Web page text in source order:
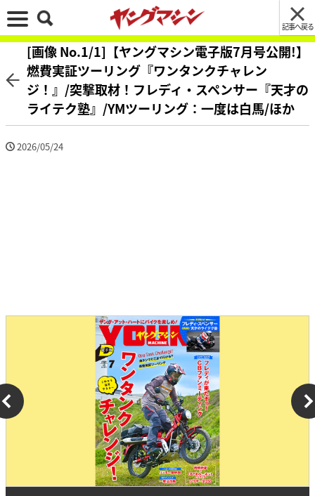
記事へ戻る
[画像 No.1/1]【ヤングマシン電子版7月号公開!】
燃費実証ツーリング『ワンタンクチャレン
ジ！』/突撃取材！フレディ・スペンサー『天才の
ライテク塾』/YMツーリング：一度は白馬/ほか
2026/05/24